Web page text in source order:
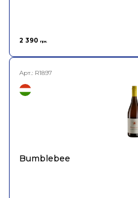
2 390 грн.
Арт.: R1897
Bumblebee